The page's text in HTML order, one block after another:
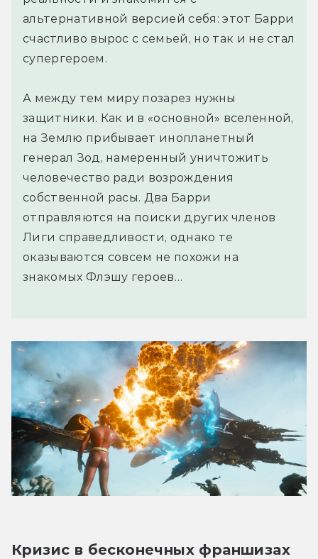
альтернативной версией себя: этот Барри
счастливо вырос с семьей, но так и не стал
супергероем.
А между тем миру позарез нужны
защитники. Как и в «основной» вселенной,
на Землю прибывает инопланетный
генерал Зод, намеренный уничтожить
человечество ради возрождения
собственной расы. Два Барри
отправляются на поиски других членов
Лиги справедливости, однако те
оказываются совсем не похожи на
знакомых Флэшу героев…
Кризис в бесконечных франшизах